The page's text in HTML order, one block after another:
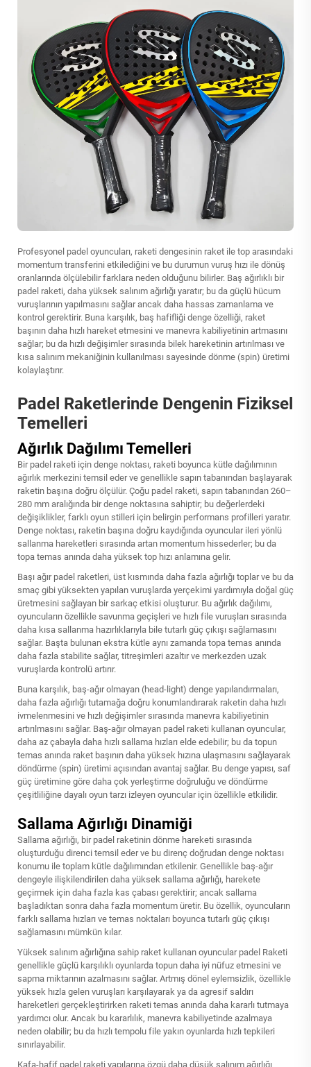
Profesyonel padel oyuncuları, raketi dengesinin raket ile top arasındaki
momentum transferini etkilediğini ve bu durumun vuruş hızı ile dönüş
oranlarında ölçülebilir farklara neden olduğunu bilirler. Baş ağırlıklı bir
padel raketi, daha yüksek salınım ağırlığı yaratır; bu da güçlü hücum
vuruşlarının yapılmasını sağlar ancak daha hassas zamanlama ve
kontrol gerektirir. Buna karşılık, baş hafifliği denge özelliği, raket
başının daha hızlı hareket etmesini ve manevra kabiliyetinin artmasını
sağlar; bu da hızlı değişimler sırasında bilek hareketinin artırılması ve
kısa salınım mekaniğinin kullanılması sayesinde dönme (spin) üretimi
kolaylaştırır.
Padel Raketlerinde Dengenin Fiziksel
Temelleri
Ağırlık Dağılımı Temelleri
Bir padel raketi için denge noktası, raketi boyunca kütle dağılımının
ağırlık merkezini temsil eder ve genellikle sapın tabanından başlayarak
raketin başına doğru ölçülür. Çoğu padel raketi, sapın tabanından 260–
280 mm aralığında bir denge noktasına sahiptir; bu değerlerdeki
değişiklikler, farklı oyun stilleri için belirgin performans profilleri yaratır.
Denge noktası, raketin başına doğru kaydığında oyuncular ileri yönlü
sallanma hareketleri sırasında artan momentum hissederler; bu da
topa temas anında daha yüksek top hızı anlamına gelir.
Başı ağır padel raketleri, üst kısmında daha fazla ağırlığı toplar ve bu da
smaç gibi yüksekten yapılan vuruşlarda yerçekimi yardımıyla doğal güç
üretmesini sağlayan bir sarkaç etkisi oluşturur. Bu ağırlık dağılımı,
oyuncuların özellikle savunma geçişleri ve hızlı file vuruşları sırasında
daha kısa sallanma hazırlıklarıyla bile tutarlı güç çıkışı sağlamasını
sağlar. Başta bulunan ekstra kütle aynı zamanda topa temas anında
daha fazla stabilite sağlar, titreşimleri azaltır ve merkezden uzak
vuruşlarda kontrolü artırır.
Buna karşılık, baş-ağır olmayan (head-light) denge yapılandırmaları,
daha fazla ağırlığı tutamağa doğru konumlandırarak raketin daha hızlı
ivmelenmesini ve hızlı değişimler sırasında manevra kabiliyetinin
artırılmasını sağlar. Baş-ağır olmayan padel raketi kullanan oyuncular,
daha az çabayla daha hızlı sallama hızları elde edebilir; bu da topun
temas anında raket başının daha yüksek hızına ulaşmasını sağlayarak
döndürme (spin) üretimi açısından avantaj sağlar. Bu denge yapısı, saf
güç üretimine göre daha çok yerleştirme doğruluğu ve döndürme
çeşitliliğine dayalı oyun tarzı izleyen oyuncular için özellikle etkilidir.
Sallama Ağırlığı Dinamiği
Sallama ağırlığı, bir padel raketinin dönme hareketi sırasında
oluşturduğu direnci temsil eder ve bu direnç doğrudan denge noktası
konumu ile toplam kütle dağılımından etkilenir. Genellikle baş-ağır
dengeyle ilişkilendirilen daha yüksek sallama ağırlığı, harekete
geçirmek için daha fazla kas çabası gerektirir; ancak sallama
başladıktan sonra daha fazla momentum üretir. Bu özellik, oyuncuların
farklı sallama hızları ve temas noktaları boyunca tutarlı güç çıkışı
sağlamasını mümkün kılar.
Yüksek salınım ağırlığına sahip raket kullanan oyuncular padel Raketi
genellikle güçlü karşılıklı oyunlarda topun daha iyi nüfuz etmesini ve
sapma miktarının azalmasını sağlar. Artmış dönel eylemsizlik, özellikle
yüksek hızla gelen vuruşları karşılayarak ya da agresif saldırı
hareketleri gerçekleştirirken raketi temas anında daha kararlı tutmaya
yardımcı olur. Ancak bu kararlılık, manevra kabiliyetinde azalmaya
neden olabilir; bu da hızlı tempolu file yakın oyunlarda hızlı tepkileri
sınırlayabilir.
Kafa-hafif padel raketi yapılarına özgü daha düşük salınım ağırlığı